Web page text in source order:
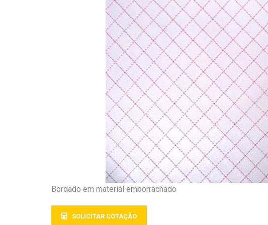
Bordado em material emborrachado
SOLICITAR COTAÇÃO